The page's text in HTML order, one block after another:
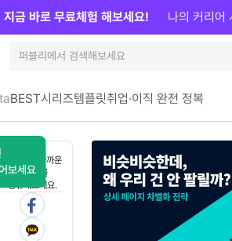
보세요
BEST시리즈템플릿취업·이직 완전 정복
지금 바로 무료체험 해보세요! 나의 커리어
혼자 보기 아까운
콘텐츠를
공유해보세요.